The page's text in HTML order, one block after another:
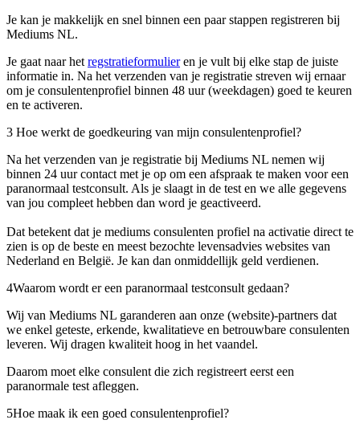
Je kan je makkelijk en snel binnen een paar stappen registreren bij
Mediums NL.
Je gaat naar het regstratieformulieren je vult bij elke stap de juiste
informatie in. Na het verzenden van je registratie streven wij ernaar
om je consulentenprofiel binnen 48 uur (weekdagen) goed te keuren
en te activeren.
3 Hoe werkt de goedkeuring van mijn consulentenprofiel?
Na het verzenden van je registratie bij Mediums NL nemen wij
binnen 24 uur contact met je op om een afspraak te maken voor een
paranormaal testconsult. Als je slaagt in de test en we alle gegevens
van jou compleet hebben dan word je geactiveerd.
Dat betekent dat je mediums consulenten profiel na activatie direct te
zien is op de beste en meest bezochte levensadvies websites van
Nederland en België. Je kan dan onmiddellijk geld verdienen.
4Waarom wordt er een paranormaal testconsult gedaan?
Wij van Mediums NL garanderen aan onze (website)-partners dat
we enkel geteste, erkende, kwalitatieve en betrouwbare consulenten
leveren. Wij dragen kwaliteit hoog in het vaandel.
Daarom moet elke consulent die zich registreert eerst een
paranormale test afleggen.
5Hoe maak ik een goed consulentenprofiel?